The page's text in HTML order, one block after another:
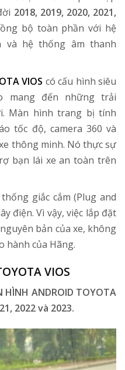
2018, 2019, 2020, 2021,
bộ toàn phần với hệ
và hệ thống âm thanh
VIOS có cấu hình siêu
mang đến những trải
Màn hình trang bị tính
tốc độ, camera 360 và
thông minh. Nó thực sự
bạn lái xe an toàn trên
giắc cắm (Plug and
điện. Vì vậy, việc lắp đặt
bản của xe, không
hành của Hãng.
VIOS
HÌNH ANDROID TOYOTA
2022 và 2023.